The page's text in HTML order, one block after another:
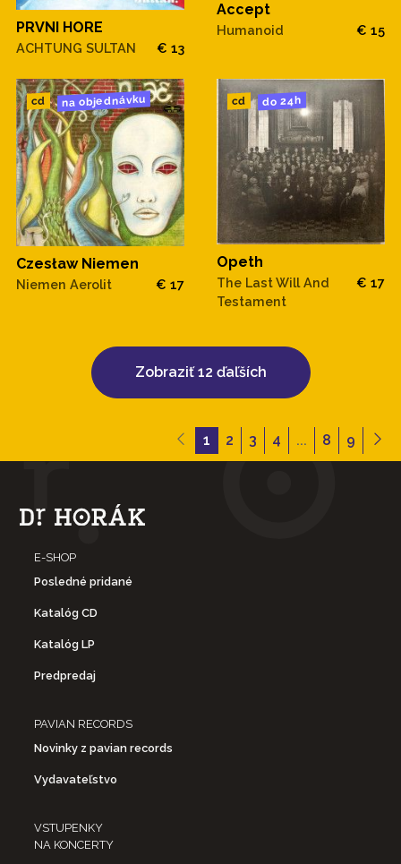
PRVNI HORE
ACHTUNG SULTAN € 13
Accept
Humanoid € 15
cd na objednávku
Czesław Niemen
Niemen Aerolit € 17
cd do 24h
Opeth
The Last Will And
Testament
€ 17
Zobraziť 12 ďaľších
1 2 3 4 ... 8 9
E-SHOP
Posledné pridané
Katalóg CD
Katalóg LP
Predpredaj
PAVIAN RECORDS
Novinky z pavian records
Vydavateľstvo
VSTUPENKY
NA KONCERTY